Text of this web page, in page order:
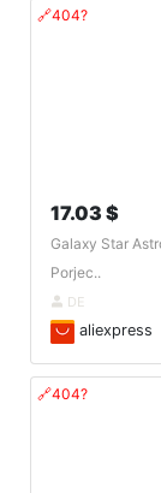
🔗404?
17.03 $
Galaxy Star
Porjec..
DE
aliexpress
🔗404?